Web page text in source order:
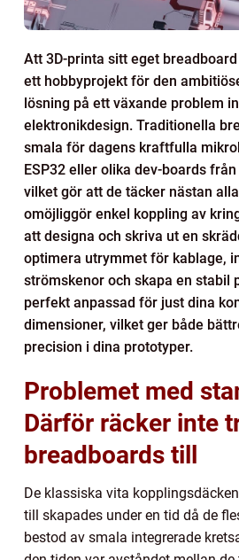
Att 3D-printa sitt eget
ett hobbyprojekt för den
lösning på ett växande problem
elektronikdesign. Traditionella
smala för dagens kraftfulla
ESP32 eller olika dev-boards
vilket gör att de täcker nästan
omöjliggör enkel koppling av
att designa och skriva ut en
optimera utrymmet för kablage,
strömskenor och skapa en stabil
perfekt anpassad för just dina
dimensioner, vilket ger både
precision i dina prototyper.
Problemet med
Därför räcker inte
breadboards till
De klassiska vita
till skapades under en tid då de
bestod av smala integrerade